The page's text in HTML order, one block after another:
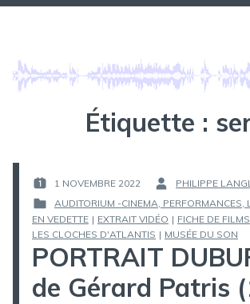
Aller
Étiquette :
PUBLIÉ
LE :
1 NOVEMBRE 2022
PAR :
PHILIPPE
PUBLIÉ
DANS
AUDITORIUM -CINEMA, PERFORMANCES,
EN VEDETTE | EXTRAIT VIDÉO | FICHE DE FILMS
LES CLOCHES D'ATLANTIS | MUSÉE DU SON
PORTRAIT
de Gérard Patris